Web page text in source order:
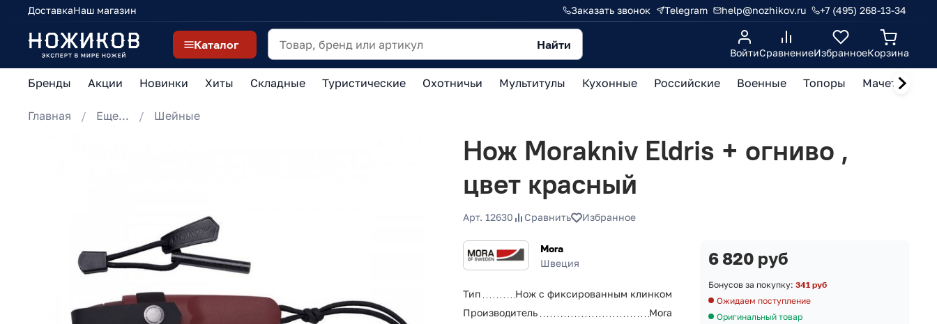
ДоставкаНаш магазин Заказать звонок Telegram help@nozhikov.ru +7 (495) 268-13-34
Каталог Найти
ВойтиСравнениеИзбранноеКорзина
Бренды Акции Новинки Хиты Складные Туристические Охотничьи Мультитулы Кухонные Российские Военные Топоры Мачете,
Главная Еще... Шейные
Нож Morakniv Eldris + огниво ,
цвет красный
Арт. 12630 Сравнить Избранное
Mora
Швеция
Тип
Нож с фиксированным клинком
Производитель
Mora
6 820 руб
Бонусов за покупку: 341 руб
Ожидаем поступление
Оригинальный товар